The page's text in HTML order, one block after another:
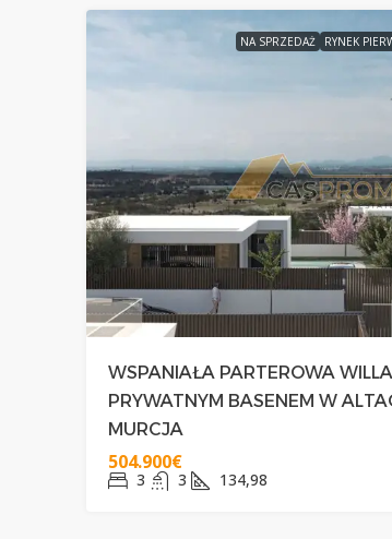
NA SPRZEDAŻ RYNEK
WSPANIAŁA PARTEROWA
PRYWATNYM BASENEM W
MURCJA
504.900€
3 3 134,98
329.000€
PRZY